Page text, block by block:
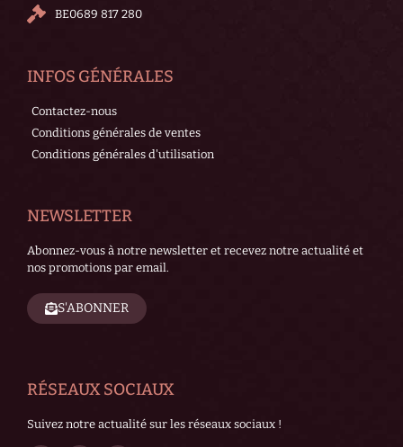
BE0689 817 280
INFOS GÉNÉRALES
Contactez-nous
Conditions générales de ventes
Conditions générales d'utilisation
NEWSLETTER
Abonnez-vous à notre newsletter et recevez notre actualité et
nos promotions par email.
S'ABONNER
RÉSEAUX SOCIAUX
Suivez notre actualité sur les réseaux sociaux !